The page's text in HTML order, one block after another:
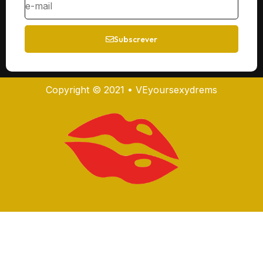
Subscrever
Copyright © 2021 • VEyoursexydrems